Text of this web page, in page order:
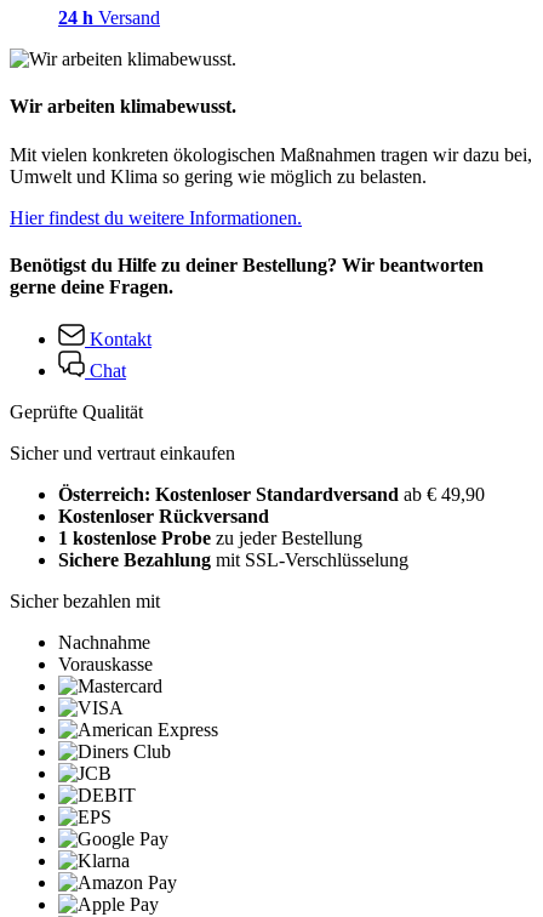
24 h Versand
Wir arbeiten klimabewusst.
Mit vielen konkreten ökologischen Maßnahmen tragen wir dazu bei,
Umwelt und Klima so gering wie möglich zu belasten.
Hier findest du weitere Informationen.
Benötigst du Hilfe zu deiner Bestellung? Wir beantworten
gerne deine Fragen.
Kontakt
Chat
Geprüfte Qualität
Sicher und vertraut einkaufen
Österreich: Kostenloser Standardversand ab € 49,90
Kostenloser Rückversand
1 kostenlose Probe zu jeder Bestellung
Sichere Bezahlung mit SSL-Verschlüsselung
Sicher bezahlen mit
Nachnahme
Vorauskasse